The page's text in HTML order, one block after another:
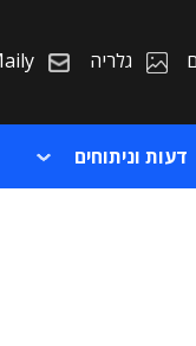
גלריה
דעות וניתוחים